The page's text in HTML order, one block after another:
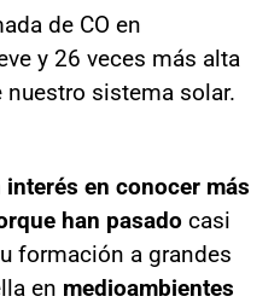
de CO en
y 26 veces más alta
sistema solar.
en conocer más
han pasado casi
formación a grandes
en medioambientes